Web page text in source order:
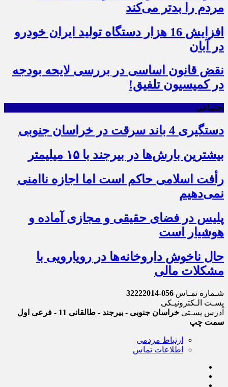
مردم را بدتر می‌کند
افزایش 16 هزار دستگاه تولید ایران خودرو
در آبان
نقض قانون اساسی در بررسی لایحه بودجه
در کمیسیون تلفیق!
اجتماعی
دستگیری 4 باند سرقت در خراسان جنوبی
بیشترین بارش‌ها در بیرجند با ۱۵ میلیمتر
رأفت اسلامی حاکم است اما اجازه ناامنی
نمی‌دهیم
پلیس در فضای حقیقی و مجازی آماده و
هوشیار است
حال ناخوش داروخانه‌ها در رویارویی با
مشکلات مالی
شـماره تمـاس 056-32222014
پسـت الـکترونیـکی
آدرس پسـتی
خراسان جنوبی - بیرجند - طالقانی 11 - فرعی اول
سمت چپ
ارتباط مردمی
اطلاعات تماس